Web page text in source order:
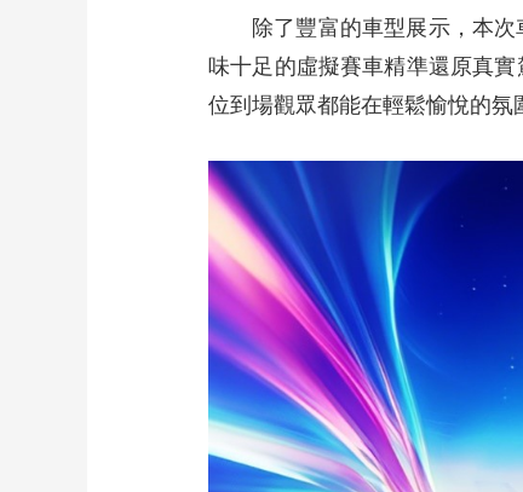
競猜 2026年世界盃 2026
CCTV奧林匹克頻道 生活體育大會
大國展會 大國保險
CCTV.節目官網 直播 節目單
除了豐富的車型展示，本
味十足的虛擬賽車精準還原真
位到場觀眾都能在輕鬆愉悅的氛